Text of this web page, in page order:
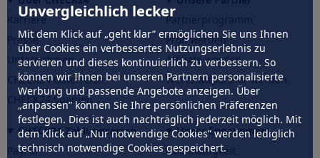
Unvergleichlich lecker
Mit dem Klick auf „geht klar” ermöglichen Sie uns Ihnen
über Cookies ein verbessertes Nutzungserlebnis zu
servieren und dieses kontinuierlich zu verbessern. So
können wir Ihnen bei unseren Partnern personalisierte
Werbung und passende Angebote anzeigen. Über
„anpassen” können Sie Ihre persönlichen Präferenzen
festlegen. Dies ist auch nachträglich jederzeit möglich. Mit
dem Klick auf „Nur notwendige Cookies” werden lediglich
technisch notwendige Cookies gespeichert.
Karriere
Presse
Unternehmen
CHECK24 Österreich
CHECK24 Spanien
Partnerprogramm
Profi werden
Affiliate werden
Werkstattpartner werden
CHECK24 Zahlungsarten
PayPal
Unser Engagement
Nachhaltigkeit